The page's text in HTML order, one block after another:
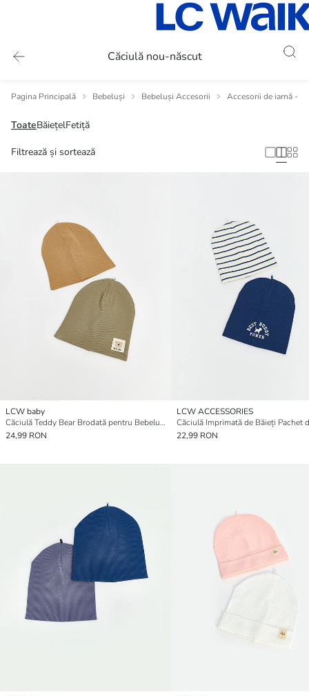
Căciulă nou-născut
Pagina Principală Bebeluși Bebeluși Accesorii Accesorii de iarnă -
ToateBăiețelFetiță
Filtrează și sortează
LCW baby
Căciulă Teddy Bear Brodată pentru Bebeluși Băieți, Pachet de 2 Bucăți
24,99 RON
LCW ACCESSORIES
Căciulă Imprimată de Băieți Pachet
22,99 RON